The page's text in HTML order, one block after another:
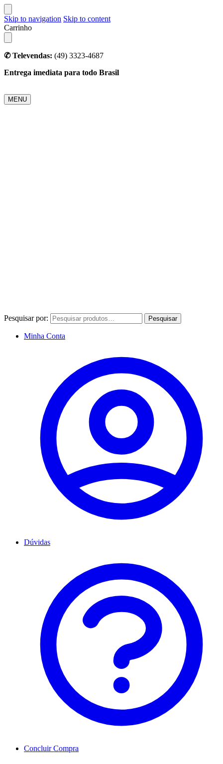
Skip to navigation Skip to content
Carrinho
✆ Televendas: (49) 3323-4687
Entrega imediata para todo Brasil
MENU
Pesquisar por: Pesquisar
Minha Conta
Dúvidas
Concluir Compra